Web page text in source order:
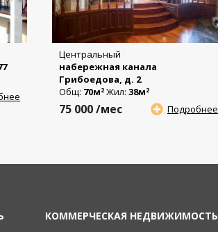
Центральный
набережная канала
Грибоедова, д. 2
Общ: 70м2 Жил: 38м2
Подробнее
75 000/мес
КОММЕРЧЕСКАЯ НЕДВИЖИМОСТЬ